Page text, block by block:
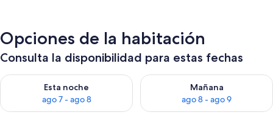
Opciones de la habitación
Consulta la disponibilidad para estas fechas
Esta noche
ago 7 - ago 8
Consulta la disponibilidad para esta noche, ago 7 - ago 8
Mañana
ago 8 - ago 9
Consulta la disponibilidad